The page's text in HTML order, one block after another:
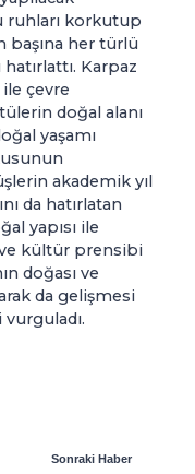
ruhları korkutup
başına her türlü
Karpaz
çevre
doğal alanı
yaşamı
akademik yıl
da hatırlatan
yapısı ile
kültür prensibi
doğası ve
da gelişmesi
Sonraki Haber